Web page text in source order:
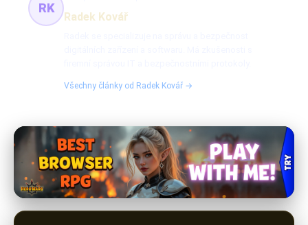
RK
Radek Kovář
Všechny články od Radek Kovář →